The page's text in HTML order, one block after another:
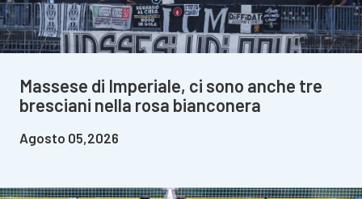
Massese di Imperiale, ci sono anche tre
bresciani nella rosa bianconera
Agosto 05,2026